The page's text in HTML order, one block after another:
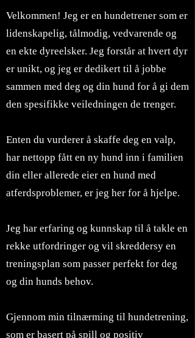
Velkommen! Jeg er en hundetrener som er
lidenskapelig, tålmodig, vedvarende og
en ekte dyreelsker. Jeg forstår at hvert dyr
er unikt, og jeg er dedikert til å jobbe
sammen med deg og din hund for å gi dem
den spesifikke veiledningen de trenger.
Enten du vurderer å skaffe deg en valp,
har nettopp fått en ny hund inn i familien
din eller allerede eier en hund med
atferdsproblemer, er jeg her for å hjelpe.
Jeg har erfaring og kunnskap til å takle en
rekke utfordringer og vil skreddersy en
treningsplan som passer perfekt for deg
og din hunds behov.
Gjennom min tilnærming til hundetrening,
som er basert på spill og positiv